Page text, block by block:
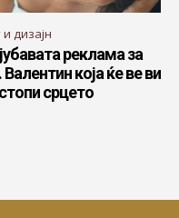
дизајн
реклама за
Валентин која ќе ве ви
срцето